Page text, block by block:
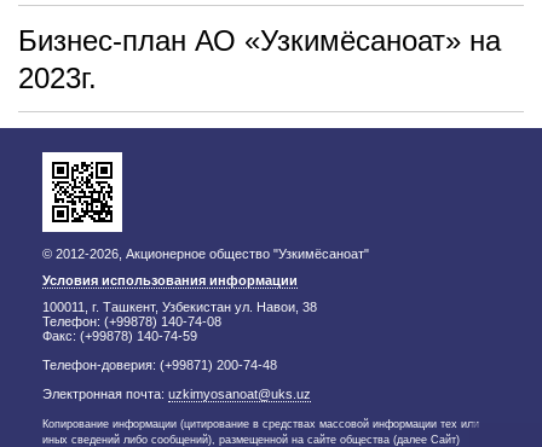
Бизнес-план АО «Узкимёсаноат» на
2023г.
© 2012-2026, Акционерное общество "Узкимёсаноат"
Условия использования информации
100011, г. Ташкент, Узбекистан ул. Навои, 38
Телефон: (+99878) 140-74-08
Факс: (+99878) 140-74-59
Телефон-доверия: (+99871) 200-74-48
Электронная почта: uzkimyosanoat@uks.uz
Копирование информации (цитирование в средствах массовой информации тех или
иных сведений либо сообщений), размещенной на сайте общества (далее Сайт)